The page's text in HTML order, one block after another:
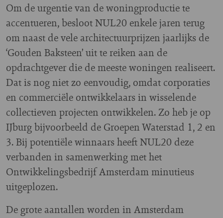
Om de urgentie van de woningproductie te
accentueren, besloot NUL20 enkele jaren terug
om naast de vele architectuurprijzen jaarlijks de
‘Gouden Baksteen’ uit te reiken aan de
opdrachtgever die de meeste woningen realiseert.
Dat is nog niet zo eenvoudig, omdat corporaties
en commerciële ontwikkelaars in wisselende
collectieven projecten ontwikkelen. Zo heb je op
IJburg bijvoorbeeld de Groepen Waterstad 1, 2 en
3. Bij potentiële winnaars heeft NUL20 deze
verbanden in samenwerking met het
Ontwikkelingsbedrijf Amsterdam minutieus
uitgeplozen.
De grote aantallen worden in Amsterdam